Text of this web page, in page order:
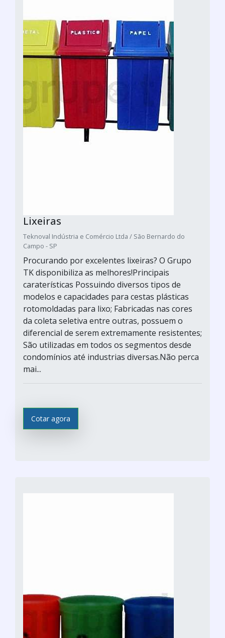
Lixeiras
Teknoval Indústria e Comércio Ltda / São Bernardo do
Campo - SP
Procurando por excelentes lixeiras? O Grupo
TK disponibiliza as melhores!Principais
caraterísticas Possuindo diversos tipos de
modelos e capacidades para cestas plásticas
rotomoldadas para lixo; Fabricadas nas cores
da coleta seletiva entre outras, possuem o
diferencial de serem extremamente resistentes;
São utilizadas em todos os segmentos desde
condomínios até industrias diversas.Não perca
mai...
Cotar agora